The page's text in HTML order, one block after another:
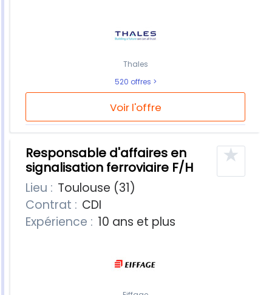
Voir l'offre
Thales
520 offres
Responsable d'affaires en
signalisation ferroviaire F/H
★
Lieu : Toulouse (31)
Contrat : CDI
Expérience : 10 ans et plus